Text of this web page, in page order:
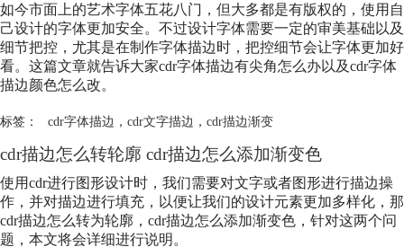
如今市面上的艺术字体五花八门，但大多都是有版权的，使用自
己设计的字体更加安全。不过设计字体需要一定的审美基础以及
细节把控，尤其是在制作字体描边时，把控细节会让字体更加好
看。这篇文章就告诉大家cdr字体描边有尖角怎么办以及cdr字体
描边颜色怎么改。
标签： cdr字体描边 ， cdr文字描边 ， cdr描边渐变
cdr描边怎么转轮廓 cdr描边怎么添加渐变色
使用cdr进行图形设计时，我们需要对文字或者图形进行描边操
作，并对描边进行填充，以便让我们的设计元素更加多样化，那
cdr描边怎么转为轮廓，cdr描边怎么添加渐变色，针对这两个问
题，本文将会详细进行说明。